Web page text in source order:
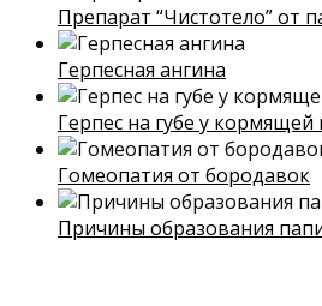
Препарат “Чистотело” от
Герпесная ангина
Герпес на губе у
Гомеопатия от бородавок
Причины образования